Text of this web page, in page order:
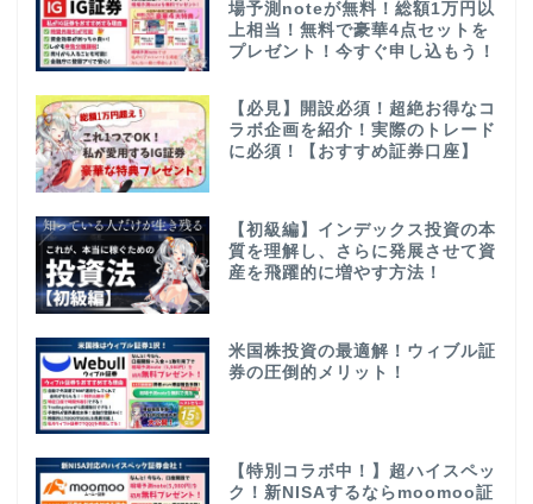
場予測noteが無料！総額1万円以
上相当！無料で豪華4点セットを
プレゼント！今すぐ申し込もう！
【必見】開設必須！超絶お得なコ
ラボ企画を紹介！実際のトレード
に必須！【おすすめ証券口座】
【初級編】インデックス投資の本
質を理解し、さらに発展させて資
産を飛躍的に増やす方法！
米国株投資の最適解！ウィブル証
券の圧倒的メリット！
【特別コラボ中！】超ハイスペッ
ク！新NISAするならmoomoo証